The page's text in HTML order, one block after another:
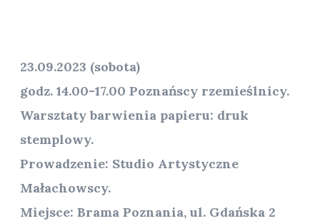
23.09.2023 (sobota)
godz. 14.00-17.00 Poznańscy rzemieślnicy.
Warsztaty barwienia papieru: druk
stemplowy.
Prowadzenie: Studio Artystyczne
Małachowscy.
Miejsce: Brama Poznania, ul. Gdańska 2